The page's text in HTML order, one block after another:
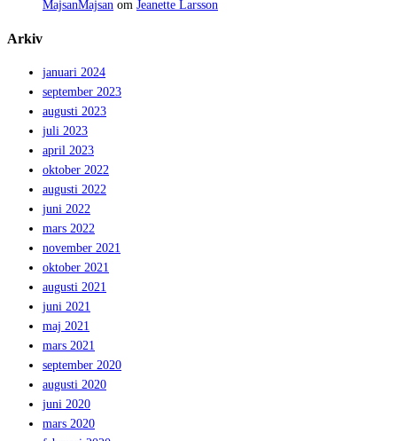
MajsanMajsan om Jeanette Larsson
Arkiv
januari 2024
september 2023
augusti 2023
juli 2023
april 2023
oktober 2022
augusti 2022
juni 2022
mars 2022
november 2021
oktober 2021
augusti 2021
juni 2021
maj 2021
mars 2021
september 2020
augusti 2020
juni 2020
mars 2020